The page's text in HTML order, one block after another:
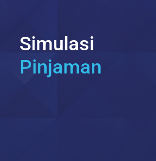
Simulasi
Pinjaman